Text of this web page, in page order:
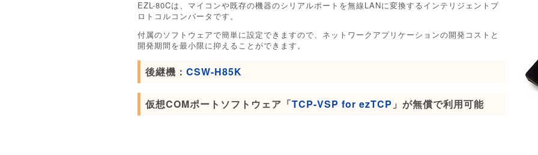
EZL-80Cは、マイコンや既存の機器のシリアルポートを無線LANに変換するインテリジェントプ
ロトコルコンバータです。
付属のソフトウェアで簡単に設定できますので、ネットワークアプリケーションの開発コストと
開発期間を最小限に抑えることができます。
後継機： CSW-H85K
仮想COMポートソフトウェア「TCP-VSP for ezTCP 」が無償で利用可能